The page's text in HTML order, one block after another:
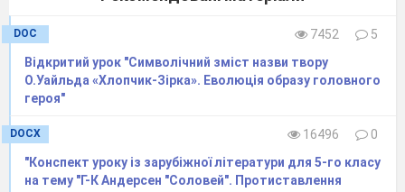
Зупинка – відпочинок (питання поза конкурсом)
- Чи знав богдихан, що у його володіннях живе
- А хто знав?
(Дівчина-куховарочка).
богдихан не знав?
- Чи не здається вам, що Соловей і мешканці палацу
живуть у різних світах?
DOC 7452
5
Відкритий урок "Символічний зміст назви твору
О.Уайльда «Хлопчик-Зірка». Еволюція образу головного
героя"
DOCX 16496
0
"Конспект уроку із зарубіжної літератури для 5-го класу
на тему "Г-К Андерсен "Соловей". Протиставлення